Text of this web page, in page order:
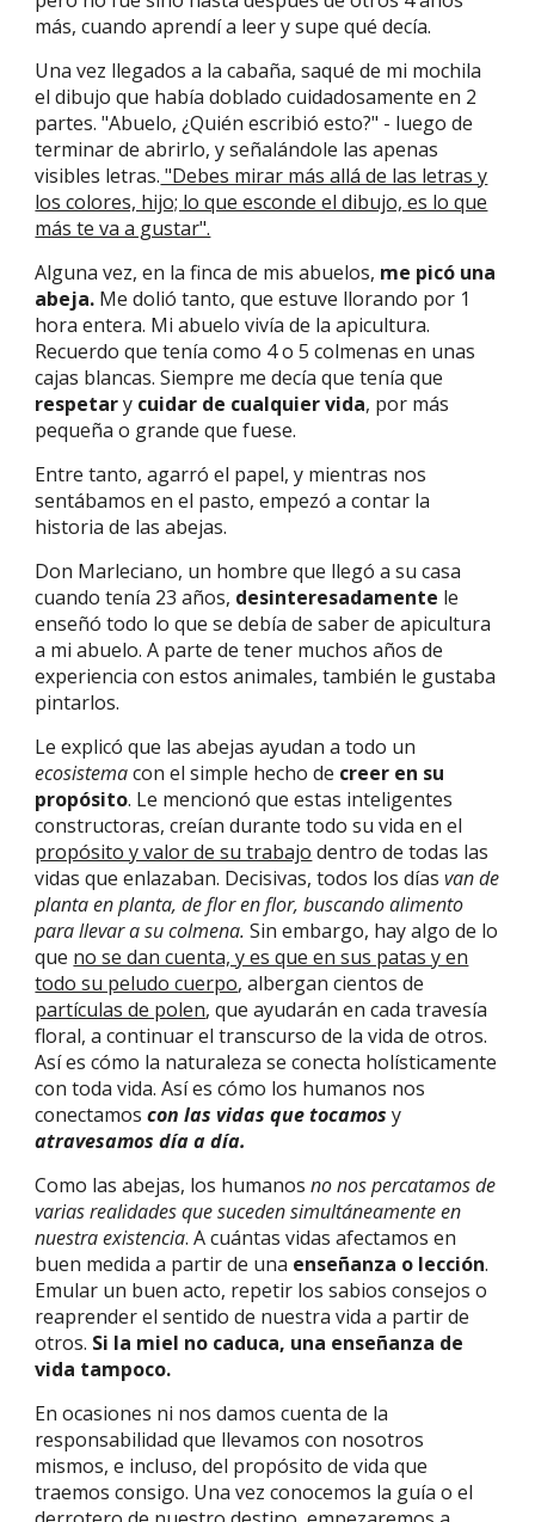
más, cuando aprendí a leer y supe qué decía.
Una vez llegados a la cabaña, saqué de mi mochila
el dibujo que había doblado cuidadosamente en 2
partes. "Abuelo, ¿Quién escribió esto?" - luego de
terminar de abrirlo, y señalándole las apenas
visibles letras. "Debes mirar más allá de las letras y
los colores, hijo; lo que esconde el dibujo, es lo que
más te va a gustar".
Alguna vez, en la finca de mis abuelos, me picó una
abeja. Me dolió tanto, que estuve llorando por 1
hora entera. Mi abuelo vivía de la apicultura.
Recuerdo que tenía como 4 o 5 colmenas en unas
cajas blancas. Siempre me decía que tenía que
respetary cuidar de cualquier vida, por más
pequeña o grande que fuese.
Entre tanto, agarró el papel, y mientras nos
sentábamos en el pasto, empezó a contar la
historia de las abejas.
Don Marleciano, un hombre que llegó a su casa
cuando tenía 23 años, desinteresadamente le
enseñó todo lo que se debía de saber de apicultura
a mi abuelo. A parte de tener muchos años de
experiencia con estos animales, también le gustaba
pintarlos.
Le explicó que las abejas ayudan a todo un
ecosistemacon el simple hecho de creer en su
propósito. Le mencionó que estas inteligentes
constructoras, creían durante todo su vida en el
propósito y valor de su trabajo dentro de todas las
vidas que enlazaban. Decisivas, todos los días van de
planta en planta, de flor en flor, buscando alimento
para llevar a su colmena. Sin embargo, hay algo de lo
que no se dan cuenta, y es que en sus patas y en
todo su peludo cuerpo, albergan cientos de
partículas de polen, que ayudarán en cada travesía
floral, a continuar el transcurso de la vida de otros.
Así es cómo la naturaleza se conecta holísticamente
con toda vida. Así es cómo los humanos nos
conectamoscon las vidas que tocamos y
atravesamos día a día.
Como las abejas, los humanos no nos percatamos de
varias realidades que suceden simultáneamente en
nuestra existencia. A cuántas vidas afectamos en
buen medida a partir de una enseñanza o lección.
Emular un buen acto, repetir los sabios consejos o
reaprender el sentido de nuestra vida a partir de
otros. Si la miel no caduca, una enseñanza de
vida tampoco.
En ocasiones ni nos damos cuenta de la
responsabilidad que llevamos con nosotros
mismos, e incluso, del propósito de vida que
traemos consigo. Una vez conocemos la guía o el